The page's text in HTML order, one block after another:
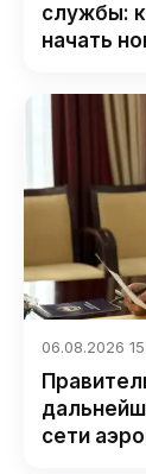
службы:
начать
06.08.2026
сети